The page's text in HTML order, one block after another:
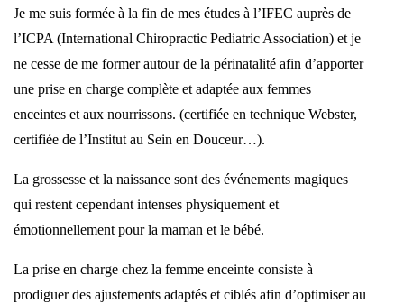
Je me suis formée à la fin de mes études à l’IFEC auprès de
l’ICPA (International Chiropractic Pediatric Association) et je
ne cesse de me former autour de la périnatalité afin d’apporter
une prise en charge complète et adaptée aux femmes
enceintes et aux nourrissons. (certifiée en technique Webster,
certifiée de l’Institut au Sein en Douceur…).
La grossesse et la naissance sont des événements magiques
qui restent cependant intenses physiquement et
émotionnellement pour la maman et le bébé.
La prise en charge chez la femme enceinte consiste à
prodiguer des ajustements adaptés et ciblés afin d’optimiser au